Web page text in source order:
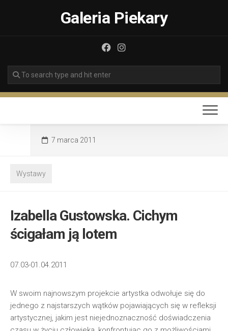
Galeria Piekary
7 marca 2011
Wystawy
Izabella Gustowska. Cichym
ścigałam ją lotem
07.03-01.04.2011
W swoim najnowszym projekcie artystka odwołuje się do
jednego z najstarszych wątków pojawiających się w refleksji
artystycznej, jakim jest niejednoznaczność doświadczenia